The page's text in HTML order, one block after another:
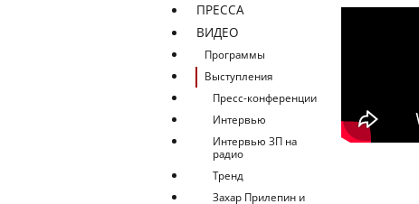
ПРЕССА
ВИДЕО
Программы
Выступления
Пресс-конференции
Интервью
Интервью ЗП на
радио
Тренд
Захар Прилепин и